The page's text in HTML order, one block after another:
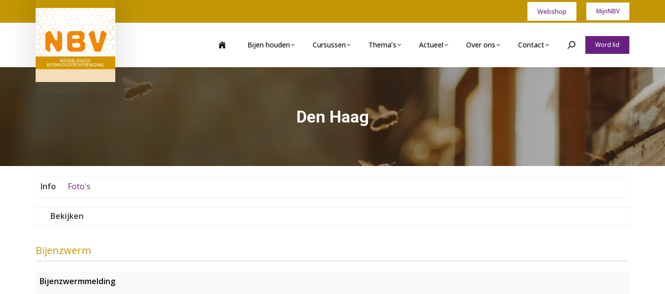
Webshop MijnNBV
Bijen houden Cursussen Thema’s Actueel Over ons Contact Zoeken:Word lid
Den Haag
Info Foto's
Bekijken
Bijenzwerm
Bijenzwermmelding